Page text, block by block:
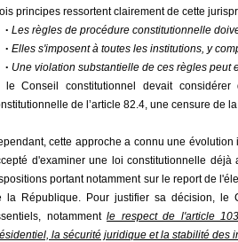
principes ressortent clairement de cette
• Les règles de procédure constitutionnelle
• Elles s'imposent à toutes les institutions, y
• Une violation substantielle de ces règles peut
le Conseil constitutionnel devait
de l’article 82.4 , une censure de
cette approche a connu une
d'examiner une loi constitutionnelle
portant notamment sur le report de
la République. Pour justifier sa décision, le
notammentle respect de l'article
la sécurité juridique et la stabilité des